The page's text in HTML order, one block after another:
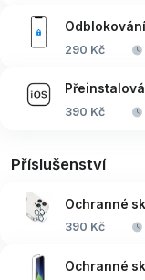
290 Kč
390 Kč
Příslušenství
Ochranné
390 Kč
Ochranné